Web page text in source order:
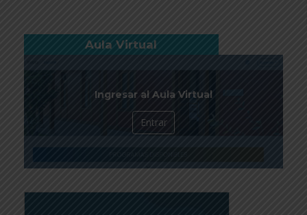
Aula Virtual
Ingresar al Aula Virtual
Entrar